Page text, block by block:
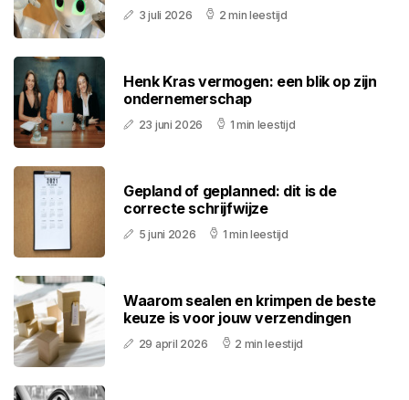
3 juli 2026 2 min leestijd
Henk Kras vermogen: een blik op zijn
ondernemerschap
23 juni 2026 1 min leestijd
Gepland of geplanned: dit is de
correcte schrijfwijze
5 juni 2026 1 min leestijd
Waarom sealen en krimpen de beste
keuze is voor jouw verzendingen
29 april 2026 2 min leestijd